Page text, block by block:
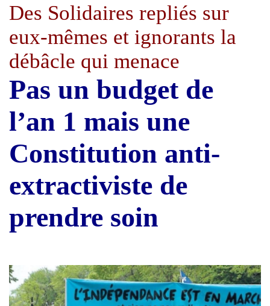
Des Solidaires repliés sur
eux-mêmes et ignorants la
débâcle qui menace
Pas un budget de
l’an 1 mais une
Constitution anti-
extractiviste de
prendre soin